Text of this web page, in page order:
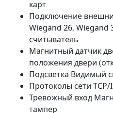
карт
Подключение
Wiegand 26, Wiegand
считыватель
Магнитный датчик
положения двери
Подсветка Видимый
Протоколы сети TCP/
Тревожный вход
тампер